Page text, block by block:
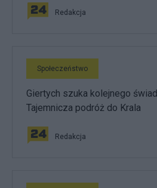
Redakcja
Społeczeństwo
Giertych szuka kolejnego
Tajemnicza podróż do Krala
Redakcja